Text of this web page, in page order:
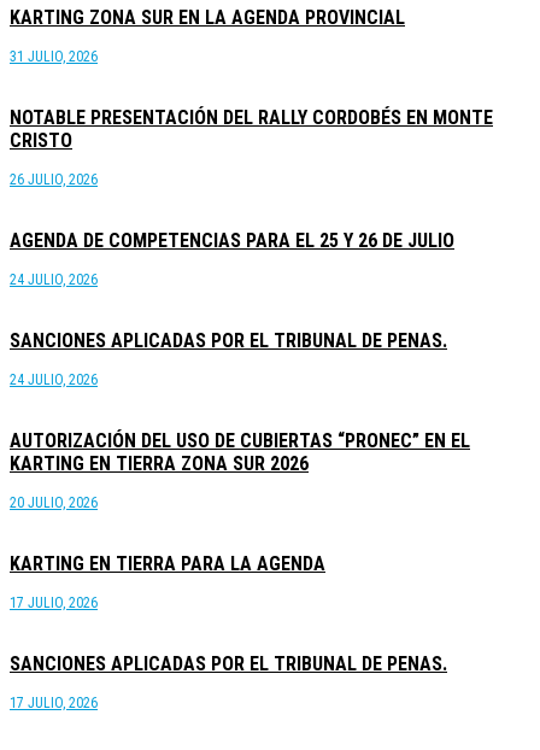
KARTING ZONA SUR EN LA AGENDA PROVINCIAL
31 JULIO, 2026
NOTABLE PRESENTACIÓN DEL RALLY CORDOBÉS EN MONTE
CRISTO
26 JULIO, 2026
AGENDA DE COMPETENCIAS PARA EL 25 Y 26 DE JULIO
24 JULIO, 2026
SANCIONES APLICADAS POR EL TRIBUNAL DE PENAS.
24 JULIO, 2026
AUTORIZACIÓN DEL USO DE CUBIERTAS “PRONEC” EN EL
KARTING EN TIERRA ZONA SUR 2026
20 JULIO, 2026
KARTING EN TIERRA PARA LA AGENDA
17 JULIO, 2026
SANCIONES APLICADAS POR EL TRIBUNAL DE PENAS.
17 JULIO, 2026